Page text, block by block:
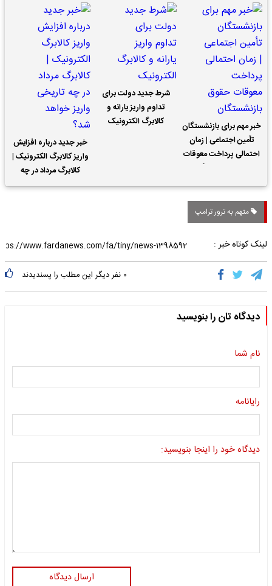
خبر مهم برای بازنشستگان
تأمین اجتماعی | زمان
احتمالی پرداخت معوقات
شرط جدید دولت برای
تداوم واریز یارانه و
کالابرگ الکترونیک
خبر جدید درباره افزایش
واریز کالابرگ الکترونیک |
کالابرگ مرداد در چه
تاریخی واریز خواهد شد؟
متهم به ترور ترامپ
لینک کوتاه خبر :
۰ نفر دیگر این مطلب را پسندیدند
دیدگاه تان را بنویسید
نام شما
رایانامه
دیدگاه خود را اینجا بنویسید:
ارسال دیدگاه